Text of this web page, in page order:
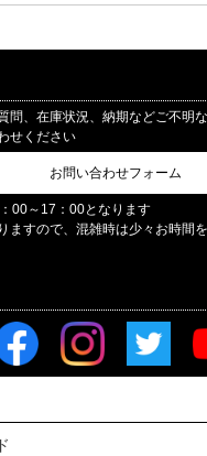
問、在庫状況、納期などご不明
せください
お問い合わせフォーム
00～17：00となります
ますので、混雑時は少々お時間